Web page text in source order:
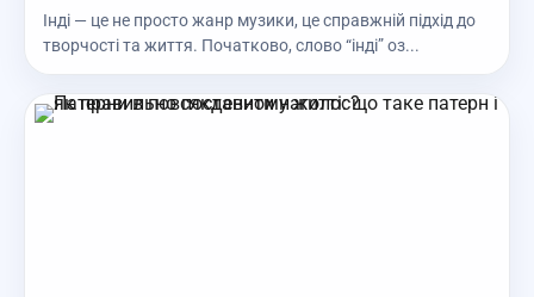
Інді — це не просто жанр музики, це справжній підхід до
творчості та життя. Початково, слово “інді” оз...